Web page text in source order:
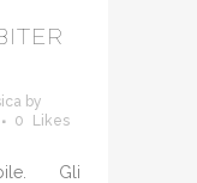
by
0
Likes
Gli